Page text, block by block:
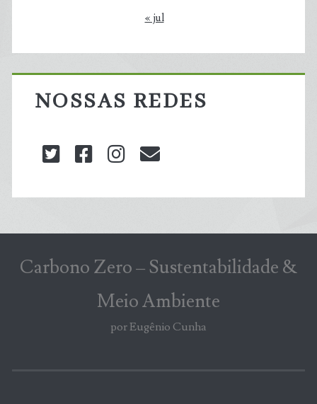
« jul
NOSSAS REDES
twitterfacebookinstagram
Carbono Zero – Sustentabilidade &
Meio Ambiente
por Eugênio Cunha